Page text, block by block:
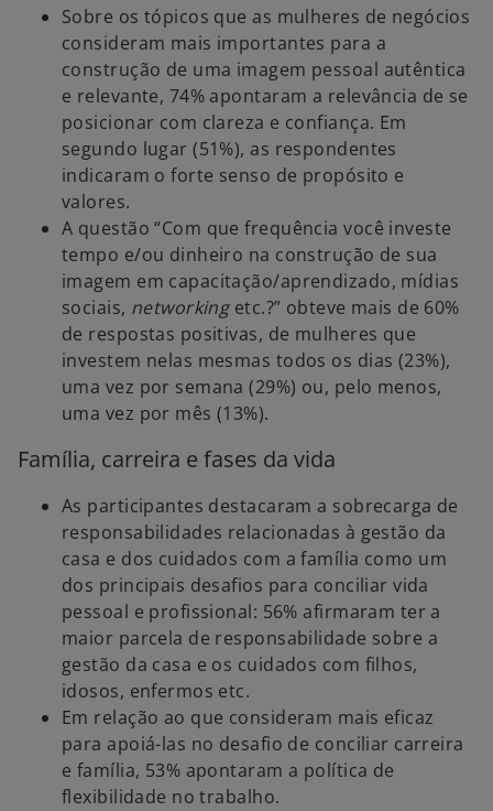
Sobre os tópicos que as mulheres de negócios
consideram mais importantes para a
construção de uma imagem pessoal autêntica
e relevante, 74% apontaram a relevância de se
posicionar com clareza e confiança. Em
segundo lugar (51%), as respondentes
indicaram o forte senso de propósito e
valores.
A questão “Com que frequência você investe
tempo e/ou dinheiro na construção de sua
imagem em capacitação/aprendizado, mídias
sociais, networkingetc.?” obteve mais de 60%
de respostas positivas, de mulheres que
investem nelas mesmas todos os dias (23%),
uma vez por semana (29%) ou, pelo menos,
uma vez por mês (13%).
Família, carreira e fases da vida
As participantes destacaram a sobrecarga de
responsabilidades relacionadas à gestão da
casa e dos cuidados com a família como um
dos principais desafios para conciliar vida
pessoal e profissional: 56% afirmaram ter a
maior parcela de responsabilidade sobre a
gestão da casa e os cuidados com filhos,
idosos, enfermos etc.
Em relação ao que consideram mais eficaz
para apoiá-las no desafio de conciliar carreira
e família, 53% apontaram a política de
flexibilidade no trabalho.